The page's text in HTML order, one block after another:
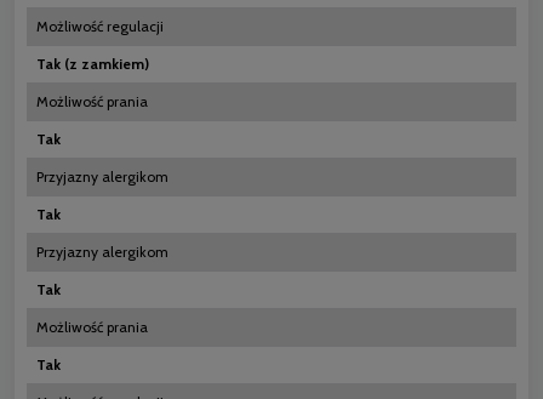
Możliwość regulacji
Tak (z zamkiem)
Możliwość prania
Tak
Przyjazny alergikom
Tak
Przyjazny alergikom
Tak
Możliwość prania
Tak